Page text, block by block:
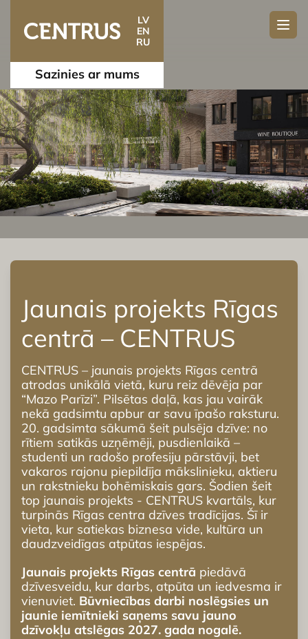
LV
EN
RU
Sazinies ar mums
Jaunais projekts Rīgas
centrā – CENTRUS
CENTRUS – jaunais projekts Rīgas centrā
atrodas unikālā vietā, kuru reiz dēvēja par
“Mazo Parīzi”. Pilsētas daļā, kas jau vairāk
nekā gadsimtu apbur ar savu īpašo raksturu.
20. gadsimta sākumā šeit pulsēja dzīve: no
rītiem satikās uzņēmēji, pusdienlaikā –
studenti un radošo profesiju pārstāvji, bet
vakaros rajonu piepildīja mākslinieku, aktieru
un rakstnieku bohēmiskais gars. Šodien šeit
top jaunais projekts - CENTRUS kvartāls, kur
turpinās Rīgas centra dzīves tradīcijas. Šī ir
vieta, kur satiekas biznesa vide, kultūra un
daudzveidīgas atpūtas iespējas.
Jaunais projekts Rīgas centrā piedāvā
dzīvesveidu, kur darbs, atpūta un iedvesma ir
vienuviet. Būvniecības darbi noslēgsies un
jaunie iemītnieki saņems savu jauno
dzīvokļu atslēgas 2027. gada nogalē.